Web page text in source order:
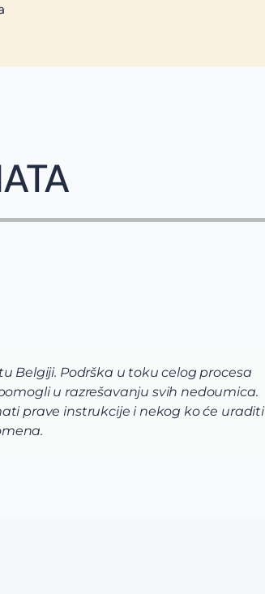
Belgiji. Podrška u toku celog procesa
u razrešavanju svih nedoumica.
prave instrukcije i nekog ko će uraditi